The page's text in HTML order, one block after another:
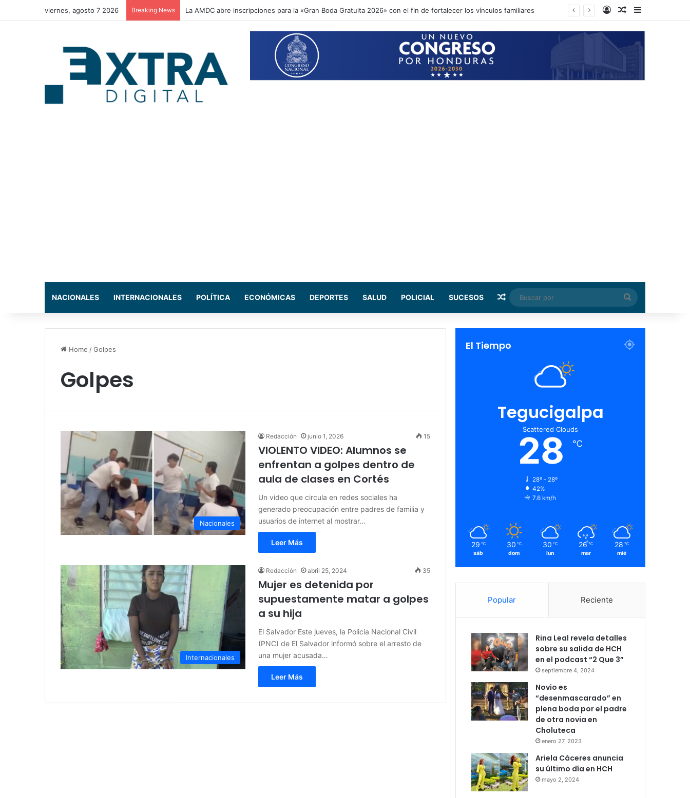
viernes, agosto 7 2026 Breaking News La AMDC abre inscripciones para la «Gran Boda Gratuita 2026» con el fin de fortalecer los vínculos familiares Log InRandom Article
NACIONALES INTERNACIONALES POLÍTICA ECONÓMICAS DEPORTES SALUD POLICIAL SUCESOS Random Article
Buscar
por
Home /Golpes
Golpes
Nacionales
Redacción junio 1, 2026 15
VIOLENTO VIDEO: Alumnos se
enfrentan a golpes dentro de
aula de clases en Cortés
Un video que circula en redes sociales ha
generado preocupación entre padres de familia y
usuarios de internet al mostrar…
Leer Más
Internacionales
Redacción abril 25, 2024 35
Mujer es detenida por
supuestamente matar a golpes
a su hija
El Salvador Este jueves, la Policía Nacional Civil
(PNC) de El Salvador informó sobre el arresto de
una mujer acusada…
Leer Más
El Tiempo
Tegucigalpa
Scattered Clouds
28 ℃
28º - 28º
42%
7.6 km/h
29 ℃
sáb
30 ℃
dom
30 ℃
lun
26 ℃
mar
28 ℃
mié
Popular Reciente
Rina Leal revela detalles
sobre su salida de HCH
en el podcast “2 Que 3”
septiembre 4, 2024
Novio es
“desenmascarado” en
plena boda por el padre
de otra novia en
Choluteca
enero 27, 2023
Ariela Cáceres anuncia
su último día en HCH
mayo 2, 2024